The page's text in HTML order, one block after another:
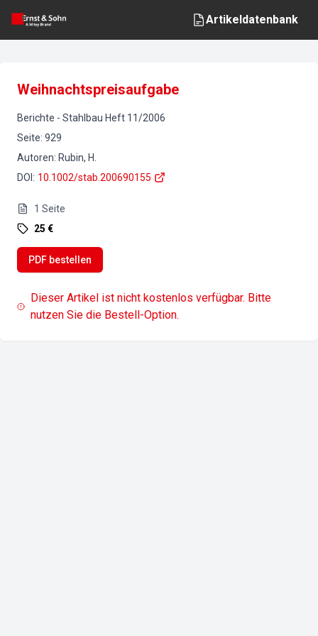
Artikeldatenbank
Weihnachtspreisaufgabe
Berichte - Stahlbau Heft 11/2006
Seite: 929
Autoren: Rubin, H.
DOI : 10.1002/stab.200690155
1 Seite
25 €
PDF bestellen
Dieser Artikel ist nicht kostenlos verfügbar. Bitte
nutzen Sie die Bestell-Option.